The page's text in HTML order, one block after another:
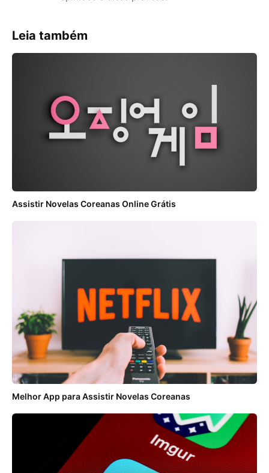
Leia também
Assistir Novelas Coreanas Online Grátis
Melhor App para Assistir Novelas Coreanas